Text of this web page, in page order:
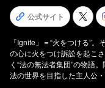
公式サイト
「Ignite」＝“火をつける”
の心に火をつけ訴訟を起こ
く“法の無法者集団”の物語
法の世界を目指した主人公